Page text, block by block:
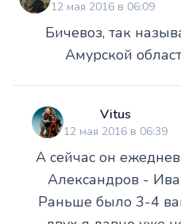
12 мая 2016 в 06:09
Бичевоз, так
Амурской
Vitus
12 мая 2016 в 06:39
А сейчас он
Александров -
Раньше было 3-4